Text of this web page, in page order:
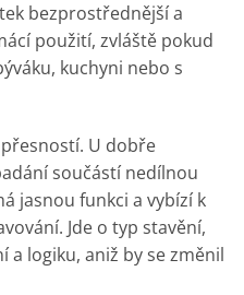
bezprostřednější a
použití, zvláště pokud
kuchyni nebo s
U dobře
součástí nedílnou
jasnou funkci a vybízí k
Jde o typ stavění,
logiku, aniž by se změnil